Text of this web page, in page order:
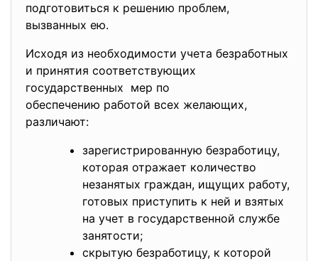
подготовиться к решению проблем,
вызванных ею.
Исходя из необходимости учета безработных
и принятия соответствующих
государственных мер по
обеспечению работой всех желающих,
различают:
зарегистрированную безработицу,
которая отражает количество
незанятых граждан, ищущих работу,
готовых приступить к ней и взятых
на учет в государственной службе
занятости;
скрытую безработицу, к которой